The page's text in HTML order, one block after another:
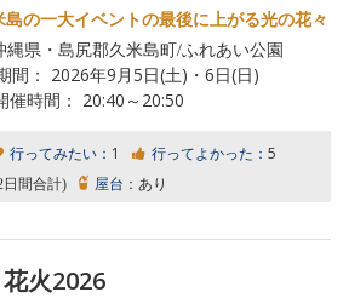
島の一大イベントの最後に上がる光の花々
縄県・島尻郡久米島町/ふれあい公園
間： 2026年9月5日(土)・6日(日)
催時間： 20:40～20:50
行ってみたい： 1 行ってよかった： 5
日間合計) 屋台： あり
火2026